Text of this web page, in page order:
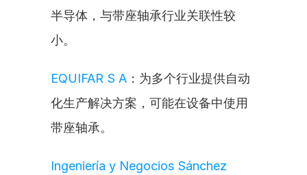
半导体，与带座轴承行业关联性较
小。
EQUIFAR S A ：为多个行业提供自动
化生产解决方案，可能在设备中使用
带座轴承。
Ingeniería y Negocios Sánchez